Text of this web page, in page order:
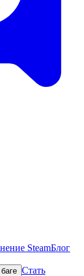
SteamБлог
Стать